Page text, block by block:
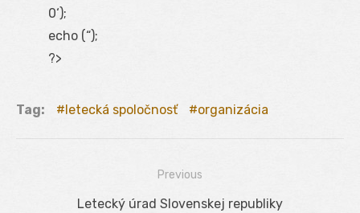
0‘);
echo (“);
?>
Tag: letecká spoločnosť organizácia
Navigácia
Previous
Previous
Letecký úrad Slovenskej republiky